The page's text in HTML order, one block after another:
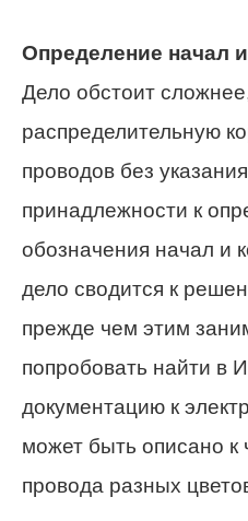
Определение начал
Дело обстоит
распределительную
проводов без
принадлежности к
обозначения начал и
дело сводится к
прежде чем этим
попробовать найти в
документацию к
может быть описано к
провода разных